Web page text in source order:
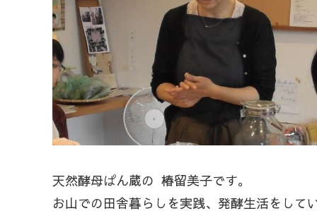
天然酵母ぱん蔵の 椿留美子です。
お山での田舎暮らしを実践、発酵生活をして